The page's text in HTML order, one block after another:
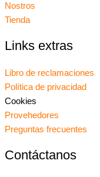
Nostros
Tienda
Links extras
Libro de reclamaciones
Política de privacidad
Cookies
Provehedores
Preguntas frecuentes
Contáctanos